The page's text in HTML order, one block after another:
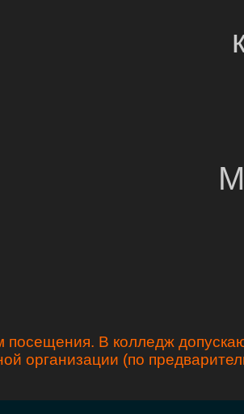
В колледж
организации (по